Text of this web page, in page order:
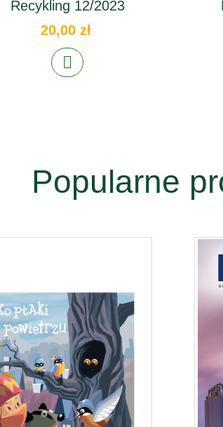
Recykling 12/2023
20,00 zł
Popularne